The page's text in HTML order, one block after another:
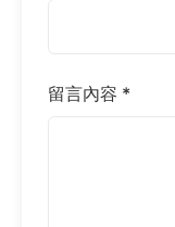
留言內容 *